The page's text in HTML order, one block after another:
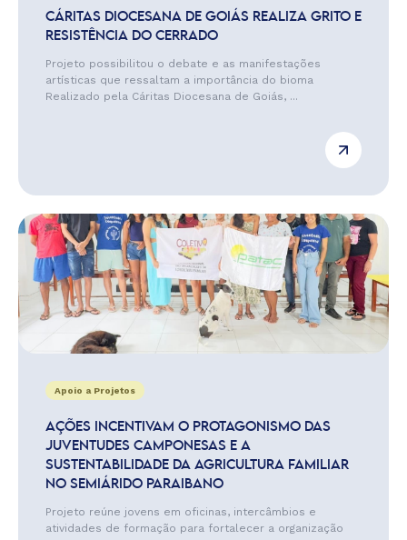
CÁRITAS DIOCESANA DE GOIÁS REALIZA GRITO E
RESISTÊNCIA DO CERRADO
Projeto possibilitou o debate e as manifestações
artísticas que ressaltam a importância do bioma
Realizado pela Cáritas Diocesana de Goiás, ...
Apoio a Projetos
AÇÕES INCENTIVAM O PROTAGONISMO DAS
JUVENTUDES CAMPONESAS E A
SUSTENTABILIDADE DA AGRICULTURA FAMILIAR
NO SEMIÁRIDO PARAIBANO
Projeto reúne jovens em oficinas, intercâmbios e
atividades de formação para fortalecer a organização